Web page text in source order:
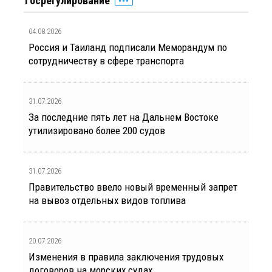
04.08.2026
Россия и Таиланд подписали Меморандум по
сотрудничеству в сфере транспорта
31.07.2026
За последние пять лет на Дальнем Востоке
утилизировано более 200 судов
31.07.2026
Правительство ввело новый временный запрет
на вывоз отдельных видов топлива
20.07.2026
Изменения в правила заключения трудовых